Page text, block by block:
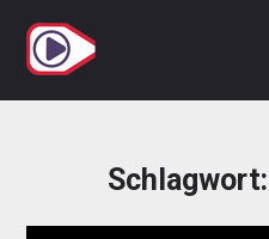
Inhalt
springen
Schlagwort: